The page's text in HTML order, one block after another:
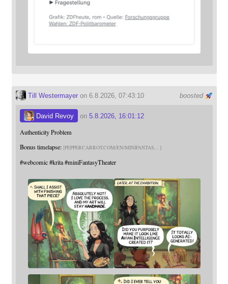
boosted
Till Westermayeron 6.8.2026, 07:43:10
David Revoy on 5.8.2026, 16:01:12
Authenticity Problem
Bonus timelapse: PEPPERCARROT.COM/EN/MINIFANTAS
#webcomic #krita #miniFantasyTheater